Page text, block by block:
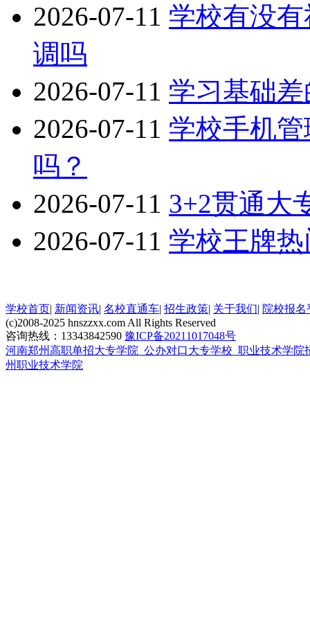
2026-07-11 学校有没
调吗
2026-07-11 学习基础
2026-07-11 学校手机
吗？
2026-07-11 3+2贯通大
2026-07-11 学校王牌
学校首页| 新闻资讯| 名校直通车| 招生政策| 关于我们| 院校报名
(c)2008-2025 hnszzxx.com All Rights Reserved
咨询热线：13343842590 豫ICP备20211017048号
河南郑州高职单招大专学院_公办对口大专学校_职业技术学院
州职业技术学院